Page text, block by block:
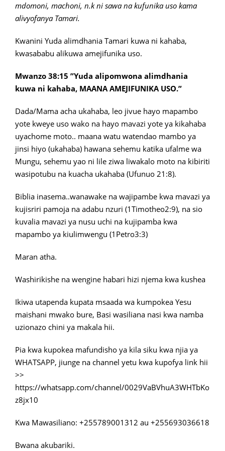
mdomoni, machoni, n.k ni sawa na kufunika uso kama
alivyofanya Tamari.
Kwanini Yuda alimdhania Tamari kuwa ni kahaba,
kwasababu alikuwa amejifunika uso.
Mwanzo 38:15 ”Yuda alipomwona alimdhania
kuwa ni kahaba, MAANA AMEJIFUNIKA USO.”
Dada/Mama acha ukahaba, leo jivue hayo mapambo
yote kweye uso wako na hayo mavazi yote ya kikahaba
uyachome moto.. maana watu watendao mambo ya
jinsi hiyo (ukahaba) hawana sehemu katika ufalme wa
Mungu, sehemu yao ni lile ziwa liwakalo moto na kibiriti
wasipotubu na kuacha ukahaba (Ufunuo 21:8).
Biblia inasema..wanawake na wajipambe kwa mavazi ya
kujisriri pamoja na adabu nzuri (1Timotheo2:9), na sio
kuvalia mavazi ya nusu uchi na kujipamba kwa
mapambo ya kiulimwengu (1Petro3:3)
Maran atha.
Washirikishe na wengine habari hizi njema kwa kushea
Ikiwa utapenda kupata msaada wa kumpokea Yesu
maishani mwako bure, Basi wasiliana nasi kwa namba
uzionazo chini ya makala hii.
Pia kwa kupokea mafundisho ya kila siku kwa njia ya
WHATSAPP, jiunge na channel yetu kwa kupofya link hii
>>
https://whatsapp.com/channel/0029VaBVhuA3WHTbKo
z8jx10
Kwa Mawasiliano: +255789001312 au +255693036618
Bwana akubariki.